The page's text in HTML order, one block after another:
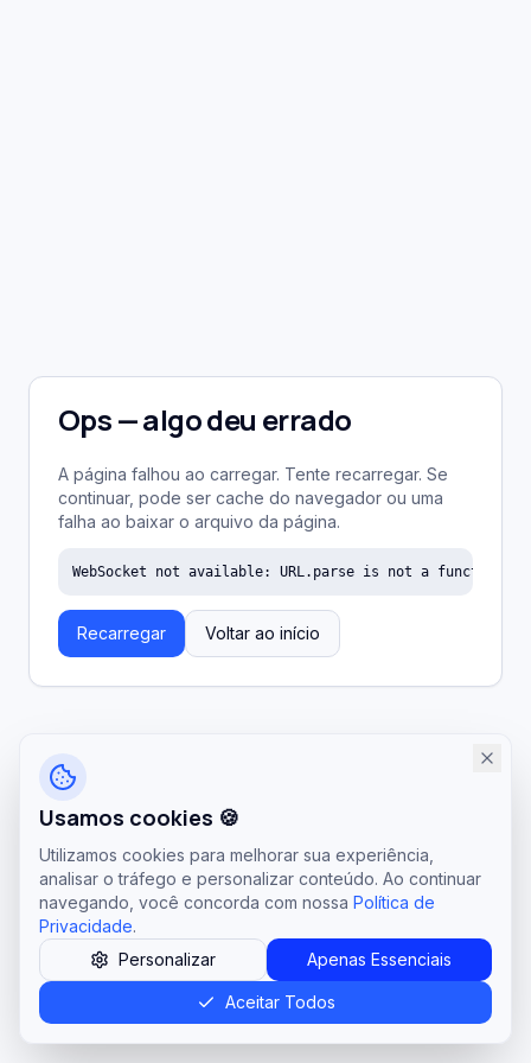
Ops — algo deu errado
A página falhou ao carregar. Tente recarregar. Se
continuar, pode ser cache do navegador ou uma
falha ao baixar o arquivo da página.
WebSocket not available: URL.parse is not a function
Recarregar Voltar ao início
Usamos cookies 🍪
Utilizamos cookies para melhorar sua experiência,
analisar o tráfego e personalizar conteúdo. Ao continuar
navegando, você concorda com nossa Política de
Privacidade.
Personalizar
Apenas Essenciais
Aceitar Todos